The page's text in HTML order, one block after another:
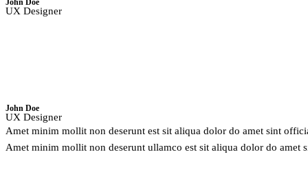
UX Designer
John Doe
UX Designer
Amet minim mollit non deserunt est sit aliqua dolor do amet sint
Amet minim mollit non deserunt ullamco est sit aliqua dolor do amet